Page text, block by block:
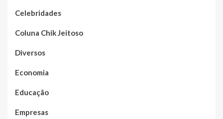
Celebridades
Coluna Chik Jeitoso
Diversos
Economia
Educação
Empresas